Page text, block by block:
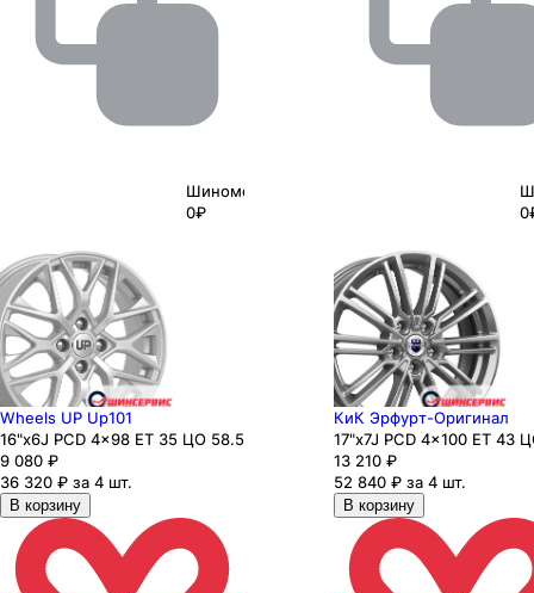
Шиномонтаж
0₽
Wheels UP Up101
16"x6J PCD 4x98 ЕТ 35 ЦО 58.5
9 080 ₽
36 320 ₽ за 4 шт.
В корзину
КиК Эрфурт-Оригинал
17"x7J PCD 4x100 ЕТ 43
13 210 ₽
52 840 ₽ за 4 шт.
В корзину